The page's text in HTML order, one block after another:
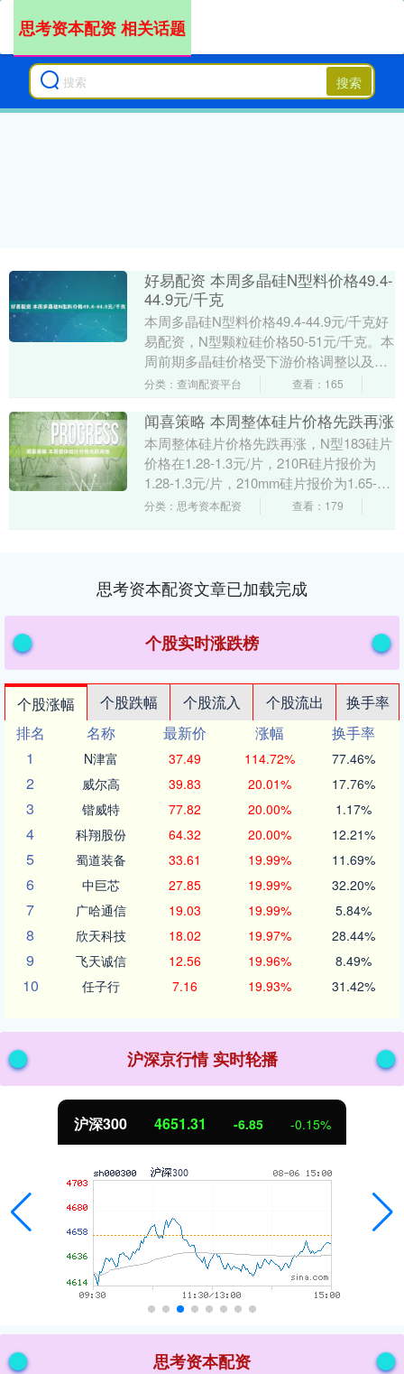
搜索
思考资本配资 相关话题
好易配资 本周多晶硅N型料价格49.4-
44.9元/千克
本周多晶硅N型料价格49.4-44.9元/千克好
易配资，N型颗粒硅价格50-51元/千克。本
周前期多晶硅价格受下游价格调整以及市
场情绪影响有所走弱，大厂价格暂稳....
分类：查询配资平台 查看：165
闻喜策略 本周整体硅片价格先跌再涨
本周整体硅片价格先跌再涨，N型183硅片
价格在1.28-1.3元/片，210R硅片报价为
1.28-1.3元/片，210mm硅片报价为1.65-1.7
元/片。本周....
分类：思考资本配资 查看：179
思考资本配资文章已加载完成
个股实时涨跌榜
个股涨幅 个股跌幅 个股流入 个股流出
换手率
排名
名称 最新价 涨幅
换手率
1
N津富 37.49 114.72% 77.46%
2 威尔高 39.83 20.01% 17.76%
3 锴威特 77.82 20.00% 1.17%
4 科翔股份 64.32 20.00% 12.21%
5 蜀道装备 33.61 19.99% 11.69%
6 中巨芯 27.85 19.99% 32.20%
7 广哈通信 19.03 19.99% 5.84%
8 欣天科技 18.02 19.97% 28.44%
9 飞天诚信 12.56 19.96% 8.49%
10 任子行 7.16 19.93% 31.42%
沪深京行情 实时轮播
沪深300 4651.31 -6.85 -0.15%
思考资本配资